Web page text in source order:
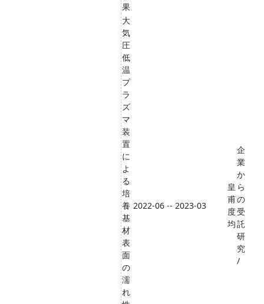
果
大
気
圧
低
温
プ
ラ
ズ
マ
装
置
に
よ
る
培
養
基
材
表
面
の
濡
れ
2022-06 -- 2023-03
皇
甫
度
均
企
業
か
ら
の
受
託
研
究
/